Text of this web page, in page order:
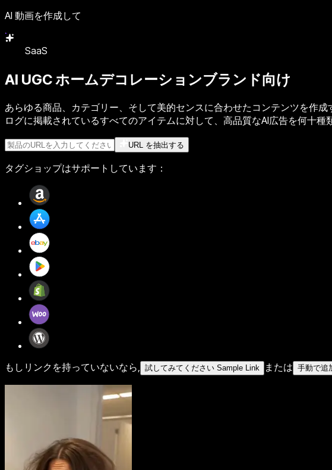
AI 動画を作成して
SaaS
AI UGCホームデコレーションブランド向け
あらゆる商品、カテゴリー、そして美的センスに合わせたコンテンツを作
ログに掲載されているすべてのアイテムに対して、高品質なAI広告を何十種
URL を抽出する
タグショップはサポートしています：
もしリンクを持っていないなら, 試してみてください Sample Link または 手動で追